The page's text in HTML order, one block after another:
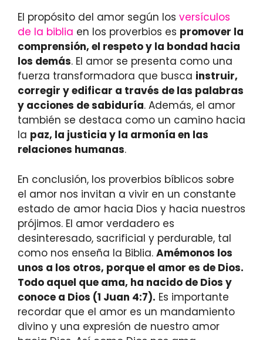
El propósito del amor según los versículos
de la biblia en los proverbios es promover la
comprensión, el respeto y la bondad hacia
los demás. El amor se presenta como una
fuerza transformadora que busca instruir,
corregir y edificar a través de las palabras
y acciones de sabiduría. Además, el amor
también se destaca como un camino hacia
la paz, la justicia y la armonía en las
relaciones humanas.
En conclusión, los proverbios bíblicos sobre
el amor nos invitan a vivir en un constante
estado de amor hacia Dios y hacia nuestros
prójimos. El amor verdadero es
desinteresado, sacrificial y perdurable, tal
como nos enseña la Biblia. Amémonos los
unos a los otros, porque el amor es de Dios.
Todo aquel que ama, ha nacido de Dios y
conoce a Dios (1 Juan 4:7). Es importante
recordar que el amor es un mandamiento
divino y una expresión de nuestro amor